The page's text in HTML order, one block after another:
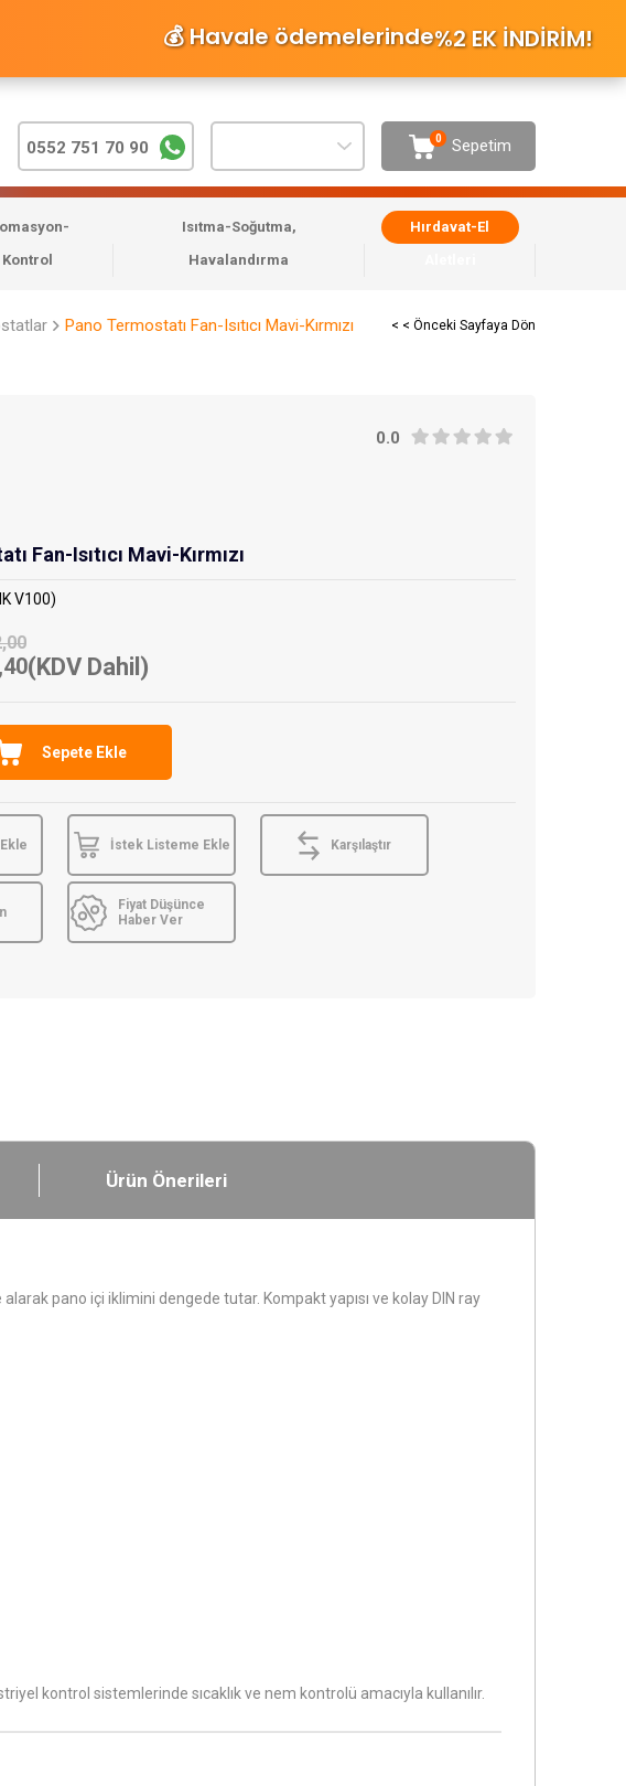
💰 Havale ödemelerinde%2 EK İNDİRİM!
Sepetim
0
0552 751 70 90
Kontrol
Isıtma-Soğutma,
Havalandırma
Hırdavat-El
Pano Termostatı Fan-Isıtıcı Mavi-Kırmızı < < Önceki Sayfaya Dön
0.0
Fan-Isıtıcı Mavi-Kırmızı
V100)
(KDV Dahil)
İstek Listeme Ekle Karşılaştır
Fiyat Düşünce
Haber Ver
Ürün Önerileri
alarak pano içi iklimini dengede tutar. Kompakt yapısı ve kolay DIN ray
kontrol sistemlerinde sıcaklık ve nem kontrolü amacıyla kullanılır.